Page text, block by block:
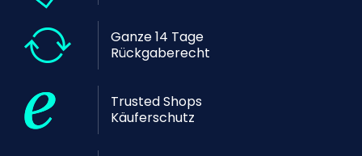
Ganze 14 Tage
Rückgaberecht
Trusted Shops
Käuferschutz